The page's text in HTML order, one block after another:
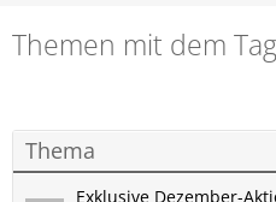
Themen mit dem
Thema
Exklusive Dezember-